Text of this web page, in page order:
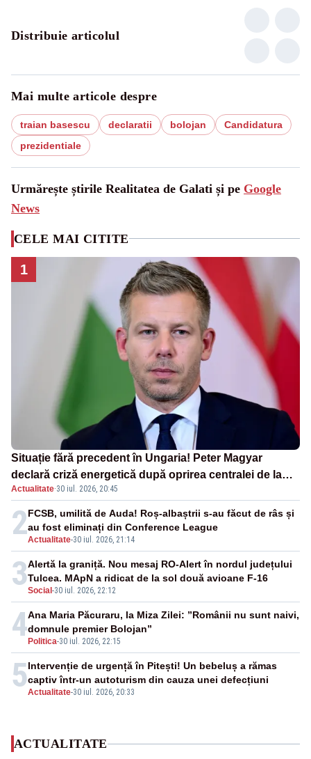
Distribuie articolul
Mai multe articole despre
traian basescu declaratii bolojan
Candidatura
prezidentiale
Urmărește știrile Realitatea de Galati și pe Google
News
CELE MAI CITITE
1
Situație fără precedent în Ungaria! Peter Magyar
declară criză energetică după oprirea centralei de la
Paks
Actualitate·30 iul. 2026, 20:45
2Actualitate-30 iul. 2026, 21:14
FCSB, umilită de Auda! Roș-albaștrii s-au făcut de râs și
au fost eliminați din Conference League
3Social -30 iul. 2026, 22:12
Alertă la graniță. Nou mesaj RO-Alert în nordul județului
Tulcea. MApN a ridicat de la sol două avioane F-16
4 Politica-30 iul. 2026, 22:15
Ana Maria Păcuraru, la Miza Zilei: ”Românii nu sunt naivi,
domnule premier Bolojan”
5Actualitate-30 iul. 2026, 20:33
Intervenție de urgență în Pitești! Un bebeluș a rămas
captiv într-un autoturism din cauza unei defecțiuni
ACTUALITATE